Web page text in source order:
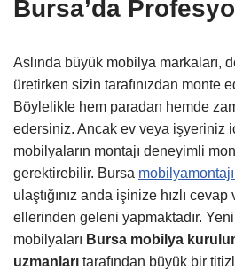
Bursa’da
Aslında büyük mobilya markaları,
üretirken sizin tarafınızdan monte
Böylelikle hem paradan hemde
edersiniz. Ancak ev veya işyeriniz
mobilyaların montajı deneyimli
gerektirebilir. Bursa
ulaştığınız anda işinize hızlı
ellerinden geleni yapmaktadır. Yeni
mobilyaları Bursa mobilya
uzmanları tarafından büyük bir